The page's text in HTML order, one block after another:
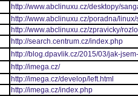
http://www.abclinuxu.cz/desktopy/
http://www.abclinuxu.cz/poradna/
http://www.abclinuxu.cz/zpravicky/
http://search.centrum.cz/index.php
http://blog.dpavlik.cz/2015/03/jak-
http://imega.cz/
http://imega.cz/develop/left.html
http://imega.cz/index.php